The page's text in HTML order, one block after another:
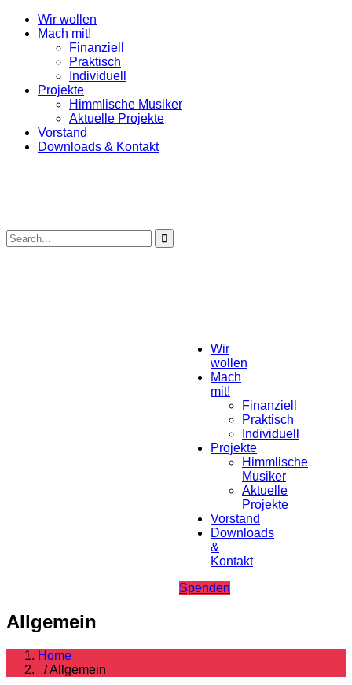
Wir wollen
Mach mit!
Finanziell
Praktisch
Individuell
Projekte
Himmlische Musiker
Aktuelle Projekte
Vorstand
Downloads & Kontakt
Wir
wollen
Mach
mit!
Finanziell
Praktisch
Individuell
Projekte
Himmlische
Musiker
Aktuelle
Projekte
Vorstand
Downloads
&
Kontakt
Spenden
Allgemein
Home
/ Allgemein